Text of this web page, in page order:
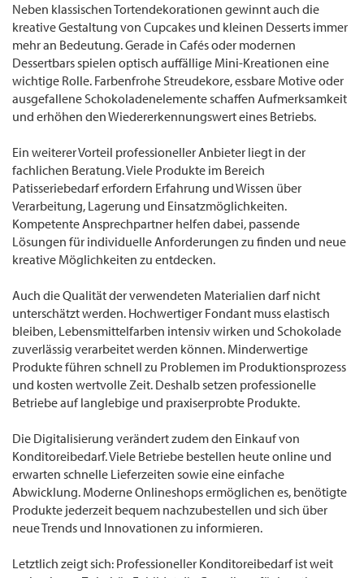
Neben klassischen Tortendekorationen gewinnt auch die
kreative Gestaltung von Cupcakes und kleinen Desserts immer
mehr an Bedeutung. Gerade in Cafés oder modernen
Dessertbars spielen optisch auffällige Mini-Kreationen eine
wichtige Rolle. Farbenfrohe Streudekore, essbare Motive oder
ausgefallene Schokoladenelemente schaffen Aufmerksamkeit
und erhöhen den Wiedererkennungswert eines Betriebs.
Ein weiterer Vorteil professioneller Anbieter liegt in der
fachlichen Beratung. Viele Produkte im Bereich
Patisseriebedarf erfordern Erfahrung und Wissen über
Verarbeitung, Lagerung und Einsatzmöglichkeiten.
Kompetente Ansprechpartner helfen dabei, passende
Lösungen für individuelle Anforderungen zu finden und neue
kreative Möglichkeiten zu entdecken.
Auch die Qualität der verwendeten Materialien darf nicht
unterschätzt werden. Hochwertiger Fondant muss elastisch
bleiben, Lebensmittelfarben intensiv wirken und Schokolade
zuverlässig verarbeitet werden können. Minderwertige
Produkte führen schnell zu Problemen im Produktionsprozess
und kosten wertvolle Zeit. Deshalb setzen professionelle
Betriebe auf langlebige und praxiserprobte Produkte.
Die Digitalisierung verändert zudem den Einkauf von
Konditoreibedarf. Viele Betriebe bestellen heute online und
erwarten schnelle Lieferzeiten sowie eine einfache
Abwicklung. Moderne Onlineshops ermöglichen es, benötigte
Produkte jederzeit bequem nachzubestellen und sich über
neue Trends und Innovationen zu informieren.
Letztlich zeigt sich: Professioneller Konditoreibedarf ist weit